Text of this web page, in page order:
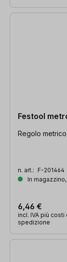
Festool
Regolo
n. art.: F-201464
In
6,46 €
incl. IVA più costi
spedizione